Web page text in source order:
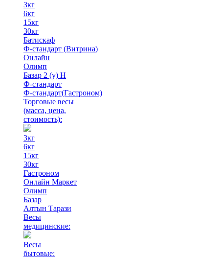
3кг
6кг
15кг
30кг
Батискаф
Ф-стандарт (Витрина)
Онлайн
Олимп
Базар 2 (у) Н
Ф-стандарт
Ф-стандарт(Гастроном)
Торговые весы
(масса, цена,
стоимость):
3кг
6кг
15кг
30кг
Гастроном
Онлайн Маркет
Олимп
Базар
Алтын Тарази
Весы
медицинские:
Весы
бытовые: